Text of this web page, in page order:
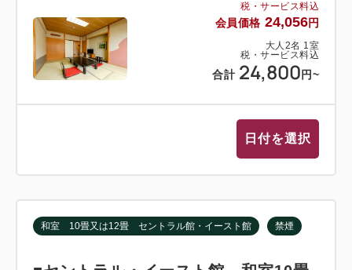
税・サービス料込
会員価格 24,056円
大人 2名 1室
税・サービス料込
合計 24,800 円~
日付を選択
和室 10畳又は12畳 セントラル館・イースト館 禁煙